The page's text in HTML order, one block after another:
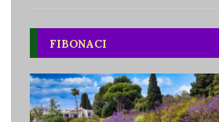
FIBONACI